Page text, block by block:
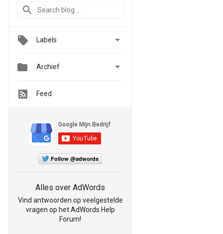
Labels 
 Archief 
Feed
Follow @adwords
Alles over AdWords
Vind antwoorden op veelgestelde
vragen op het AdWords Help
Forum!